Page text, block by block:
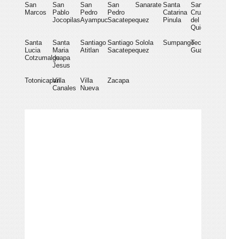
San
Marcos
San
Pablo
Jocopilas
San
Pedro
Ayampuc
San
Pedro
Sacatepequez
Sanarate Santa
Catarina
Pinula
Santa
Cruz
del
Quiche
Santa
Lucia
Cotzumalguapa
Santa
Maria
de
Jesus
Santiago
Atitlan
Santiago
Sacatepequez
Solola SumpangoTecpan
Guatemala
Totonicapan
Villa
Canales
Villa
Nueva
Zacapa